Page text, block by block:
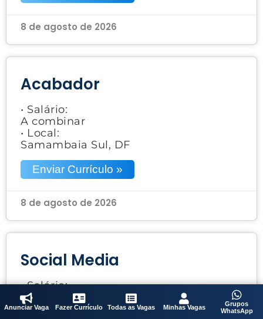
8 de agosto de 2026
Acabador
• Salário:
A combinar
• Local:
Samambaia Sul, DF
Enviar Currículo »
8 de agosto de 2026
Social Media
• Salário:
A combinar
• Local:
Anunciar Vaga Fazer Currículo Todas as Vagas Minhas Vagas
Grupos
WhatsApp